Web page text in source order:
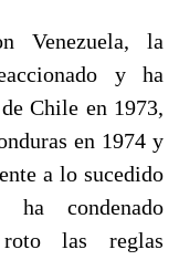
Venezuela, la
y ha
Chile en 1973,
en 1974 y
a lo sucedido
condenado
roto las reglas